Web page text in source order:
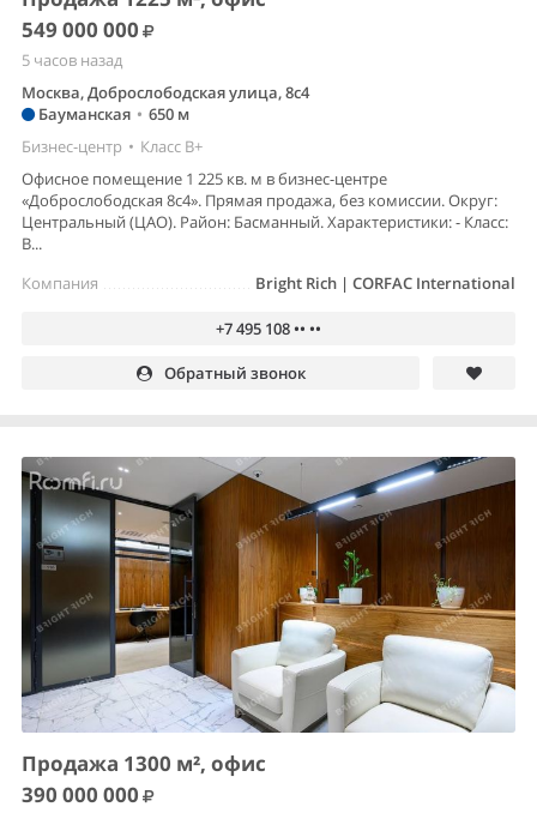
549 000 000
5 часов назад
Москва, Доброслободская улица, 8с4
Бауманская • 650 м
Бизнес-центр • Класс B+
Офисное помещение 1 225 кв. м в бизнес-центре
«Доброслободская 8с4». Прямая продажа, без комиссии. Округ:
Центральный (ЦАО). Район: Басманный. Характеристики: - Класс:
B...
Bright Rich | CORFAC International
Компания
+7 495 108 •• ••
Обратный звонок
Продажа 1300 м², офис
390 000 000